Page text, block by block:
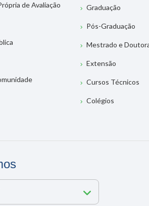
de Avaliação
Graduação
Pós-Graduação
Mestrado e
Extensão
Cursos Técnicos
Colégios